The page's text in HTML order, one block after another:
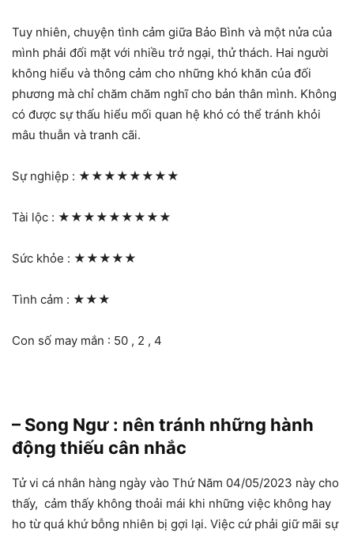
Tuy nhiên, chuyện tình cảm giữa Bảo Bình và một nửa của
mình phải đối mặt với nhiều trở ngại, thử thách. Hai người
không hiểu và thông cảm cho những khó khăn của đối
phương mà chỉ chăm chăm nghĩ cho bản thân mình. Không
có được sự thấu hiểu mối quan hệ khó có thể tránh khỏi
mâu thuẫn và tranh cãi.
Sự nghiệp : ★★★★★★★★
Tài lộc : ★★★★★★★★★
Sức khỏe : ★★★★★
Tình cảm : ★★★
Con số may mắn : 50 , 2 , 4
– Song Ngư : nên tránh những hành
động thiếu cân nhắc
Tử vi cá nhân hàng ngày vào Thứ Năm 04/05/2023 này cho
thấy, cảm thấy không thoải mái khi những việc không hay
ho từ quá khứ bỗng nhiên bị gợi lại. Việc cứ phải giữ mãi sự